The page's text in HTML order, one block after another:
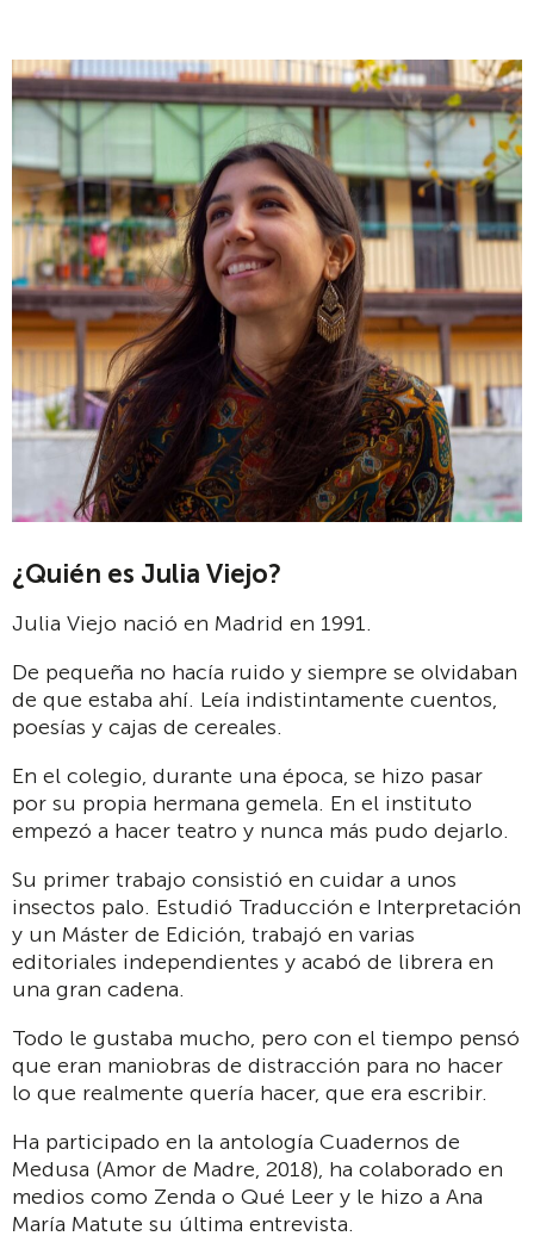
¿Quién es Julia Viejo?
Julia Viejo nació en Madrid en 1991.
De pequeña no hacía ruido y siempre se olvidaban
de que estaba ahí. Leía indistintamente cuentos,
poesías y cajas de cereales.
En el colegio, durante una época, se hizo pasar
por su propia hermana gemela. En el instituto
empezó a hacer teatro y nunca más pudo dejarlo.
Su primer trabajo consistió en cuidar a unos
insectos palo. Estudió Traducción e Interpretación
y un Máster de Edición, trabajó en varias
editoriales independientes y acabó de librera en
una gran cadena.
Todo le gustaba mucho, pero con el tiempo pensó
que eran maniobras de distracción para no hacer
lo que realmente quería hacer, que era escribir.
Ha participado en la antología Cuadernos de
Medusa (Amor de Madre, 2018), ha colaborado en
medios como Zenda o Qué Leer y le hizo a Ana
María Matute su última entrevista.